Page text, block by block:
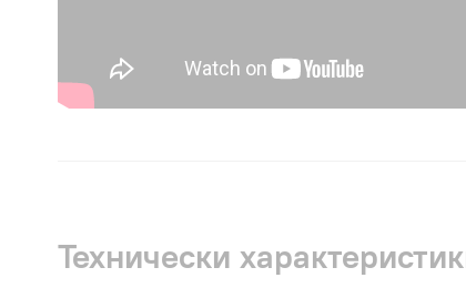
Технически